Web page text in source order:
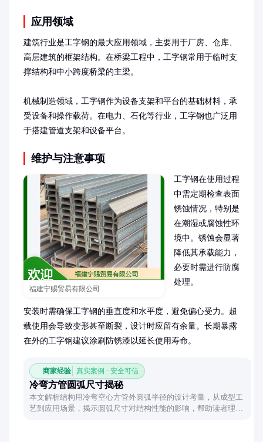
应用领域
建筑行业是工字钢的最大应用领域，主要用于厂房、仓库、
高层建筑的框架结构。在桥梁工程中，工字钢常用于临时支
撑结构和中小跨度桥梁的主梁。
机械制造领域，工字钢作为设备支架和平台的基础材料，承
受设备和操作载荷。在电力、石化等行业，工字钢也广泛用
于搭建管道支架和设备平台。
维护与注意事项
福建宁赐贸易有限公司
工字钢在使用过程
中需定期检查表面
锈蚀情况，特别是
在潮湿或腐蚀性环
境中。锈蚀会显著
降低其承载能力，
必要时需进行防腐
处理。
安装时需确保工字钢的垂直度和水平度，避免偏心受力。超
载使用会导致变形甚至断裂，设计时应留有余量。长期暴露
在外的工字钢建议涂刷防锈漆以延长使用寿命。
商家经验 真实案例 · 安全可信
冷弯方管圆弧尺寸揭秘
本文解析结构用冷弯空心方管外圆弧半径的设计考量，从成型工
艺到应用场景，揭示圆弧尺寸对结构性能的影响，帮助读者理解